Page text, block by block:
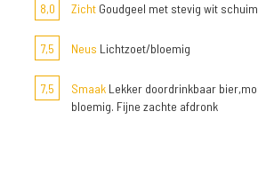
8,0
Zicht Goudgeel met stevig wit schuim
7,5 Neus Lichtzoet/bloemig
7,5 Smaak Lekker doordrinkbaar
bloemig. Fijne zachte afdronk